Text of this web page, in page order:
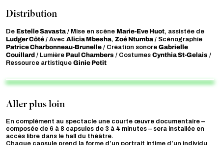
Distribution
De Estelle Savasta / Mise en scène Marie-Eve Huot, assistée de
Ludger Côté / Avec Alicia Mbesha, Zoé Ntumba / Scénographie
Patrice Charbonneau-Brunelle / Création sonore Gabrielle
Couillard / Lumière Paul Chambers / Costumes Cynthia St-Gelais /
Ressource artistique Ginie Petit
Aller plus loin
En complément au spectacle une courte œuvre documentaire –
composée de 6 à 8 capsules de 3 à 4 minutes – sera installée en
accès libre dans le hall du théâtre.
Chaque capsule prend la forme d’un portrait intime d’un individu